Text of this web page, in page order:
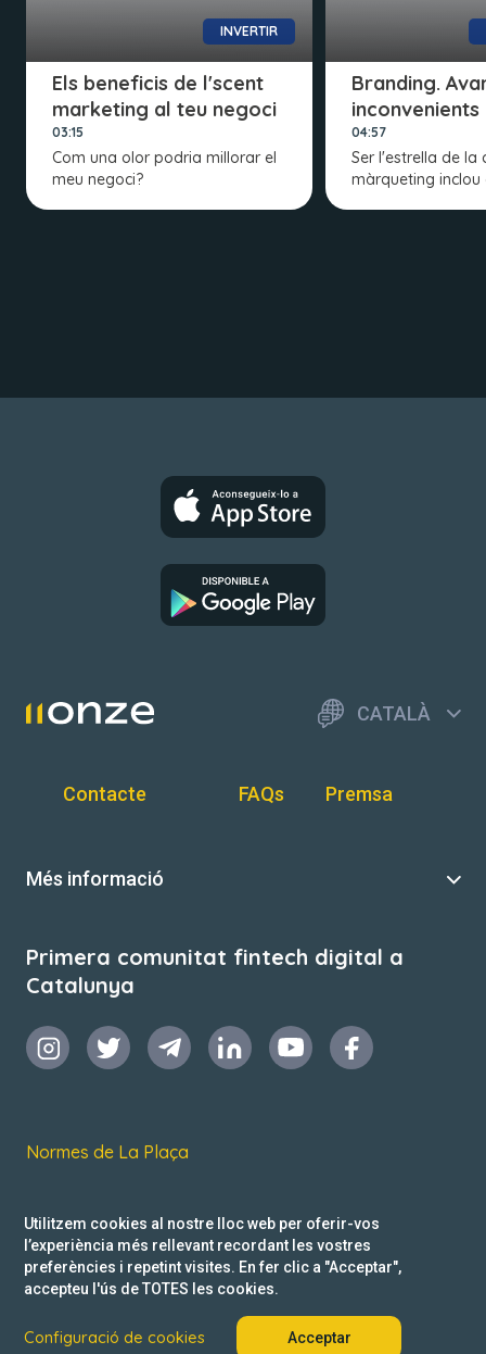
INVERTIR
Els beneficis de l'scent
marketing al teu negoci
03:15
Com una olor podria millorar el
meu negoci?
Branding.
inconvenients
04:57
Ser l'estrella de la
màrqueting inclou
CATALÀ
Contacte FAQs Premsa
Més informació
Primera comunitat fintech digital a
Catalunya
Normes de La Plaça
Política de privacitat
Reclamacions
Utilitzem cookies al nostre lloc web per oferir-vos
l’experiència més rellevant recordant les vostres
preferències i repetint visites. En fer clic a "Acceptar",
accepteu l'ús de TOTES les cookies.
Configuració de cookies Acceptar